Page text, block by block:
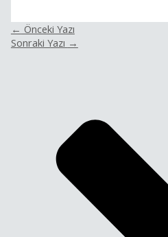
← Önceki Yazı
Sonraki Yazı →